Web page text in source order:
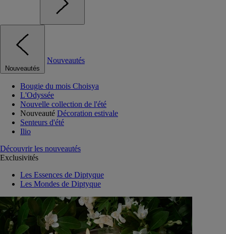
Nouveautés
Nouveautés
Bougie du mois Choisya
L'Odyssée
Nouvelle collection de l'été
Nouveauté Décoration estivale
Senteurs d'été
Ilio
Découvrir les nouveautés
Exclusivités
Les Essences de Diptyque
Les Mondes de Diptyque